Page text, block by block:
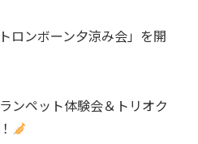
ロンボーン夕涼み会」を開
ンペット体験会＆トリオク